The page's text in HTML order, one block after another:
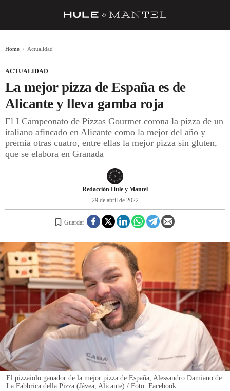
BARRAS Y ESTRELLAS
DÓNDE COMER
ÍDOLOS DE MESAS
REGISTRO
INICIAR SESIÓN
Home Actualidad
ACTUALIDAD
La mejor pizza de España es de
Alicante y lleva gamba roja
El I Campeonato de Pizzas Gourmet corona la pizza de un
italiano afincado en Alicante como la mejor del año y
premia otras cuatro, entre ellas la mejor pizza sin gluten,
que se elabora en Granada
Redacción Hule y Mantel
29 de abril de 2022
Guardar
El pizzaiolo ganador de la mejor pizza de España, Alessandro Damiano de
La Fabbrica della Pizza (Jávea, Alicante) / Foto: Facebook